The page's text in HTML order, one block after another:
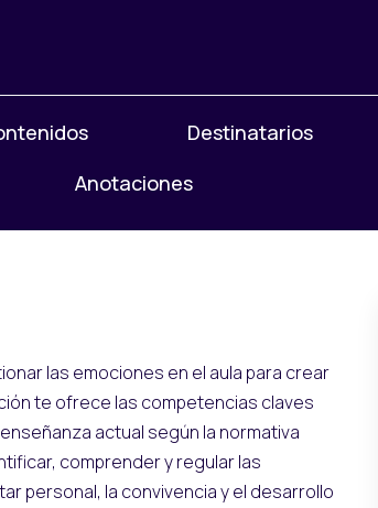
Destinatarios
Anotaciones
las emociones en el aula para crear
te ofrece las competencias claves
actual según la normativa
comprender y regular las
personal, la convivencia y el desarrollo